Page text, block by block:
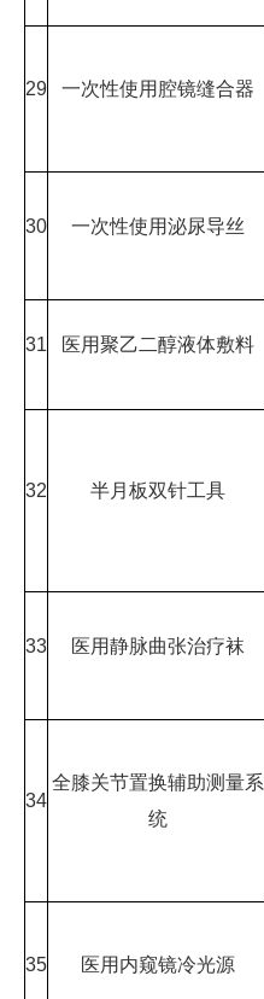
29 一次性使用腔镜缝合器
30 一次性使用泌尿导丝
31 医用聚乙二醇液体敷料
32 半月板双针工具
33 医用静脉曲张治疗袜
34
全膝关节置换辅助测量系
统
35 医用内窥镜冷光源